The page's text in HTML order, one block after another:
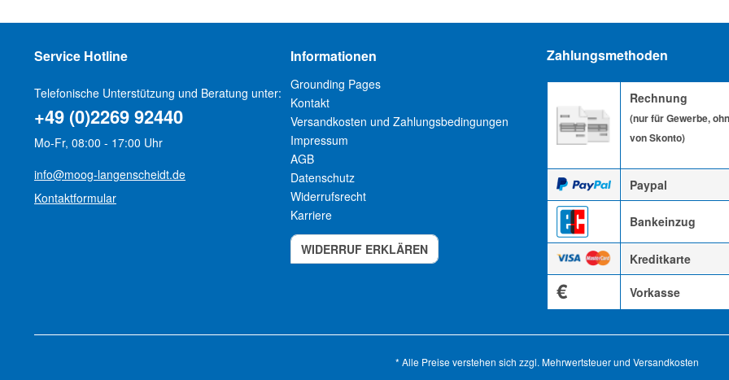
Service Hotline
Telefonische Unterstützung und Beratung unter:
+49 (0)2269 92440
Mo-Fr, 08:00 - 17:00 Uhr
info@moog-langenscheidt.de
Kontaktformular
Informationen
Grounding Pages
Kontakt
Versandkosten und Zahlungsbedingungen
Impressum
AGB
Datenschutz
Widerrufsrecht
Karriere
WIDERRUF ERKLÄREN
Zahlungsmethoden
Rechnung
(nur für Gewerbe,
von Skonto)
Paypal
Bankeinzug
Kreditkarte
€ Vorkasse
* Alle Preise verstehen sich zzgl. Mehrwertsteuer und Versandkosten